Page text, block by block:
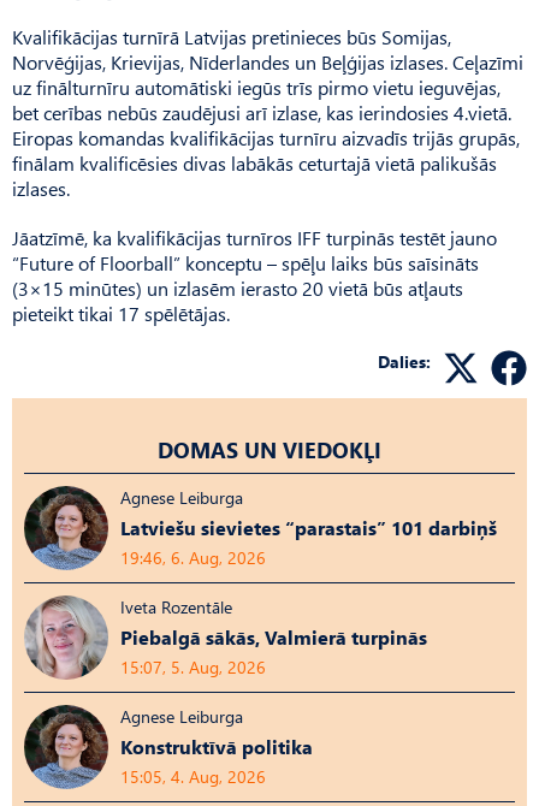
Kvalifikācijas turnīrā Latvijas pretinieces būs Somijas,
Norvēģijas, Krievijas, Nīderlandes un Beļģijas izlases. Ceļazīmi
uz finālturnīru automātiski iegūs trīs pirmo vietu ieguvējas,
bet cerības nebūs zaudējusi arī izlase, kas ierindosies 4.vietā.
Eiropas komandas kvalifikācijas turnīru aizvadīs trijās grupās,
finālam kvalificēsies divas labākās ceturtajā vietā palikušās
izlases.
Jāatzīmē, ka kvalifikācijas turnīros IFF turpinās testēt jauno
“Future of Floorball” konceptu – spēļu laiks būs saīsināts
(3×15 minūtes) un izlasēm ierasto 20 vietā būs atļauts
pieteikt tikai 17 spēlētājas.
Dalies:
DOMAS UN VIEDOKĻI
Agnese Leiburga
Latviešu sievietes “parastais” 101 darbiņš
19:46, 6. Aug, 2026
Iveta Rozentāle
Piebalgā sākās, Valmierā turpinās
15:07, 5. Aug, 2026
Agnese Leiburga
Konstruktīvā politika
15:05, 4. Aug, 2026